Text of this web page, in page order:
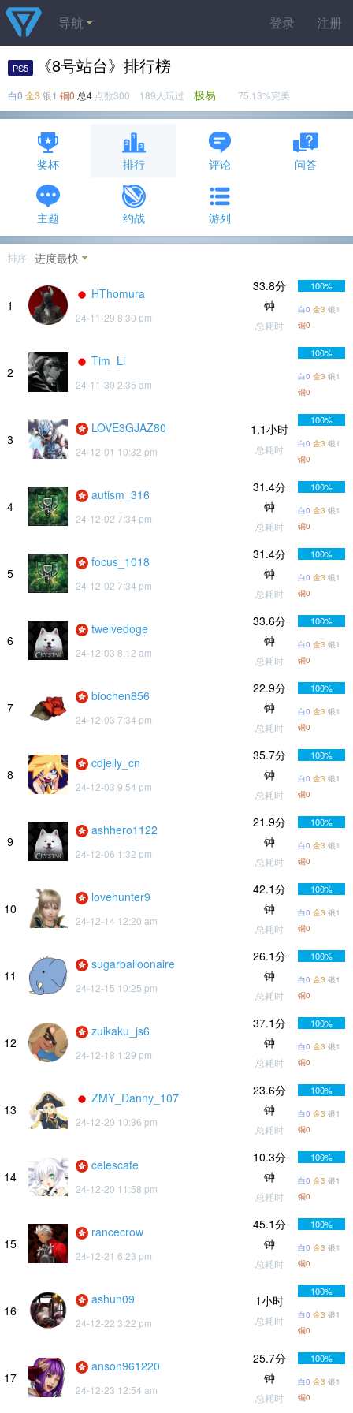
登录 注册
导航
PS5 《8号站台》排行榜
白0 金3 银1 铜0 总4 点数300 189人玩过 极易 75.13%完美
奖杯 排行 评论 问答
主题 约战 游列
排序 进度最快
1
HThomura
24-11-29 8:30 pm
33.8分
钟
总耗时
100%
白0 金3 银1
铜0
2
Tim_Li
24-11-30 2:35 am
100%
白0 金3 银1
铜0
3
LOVE3GJAZ80
24-12-01 10:32 pm
1.1小时
总耗时
100%
白0 金3 银1
铜0
4
autism_316
24-12-02 7:34 pm
31.4分
钟
总耗时
100%
白0 金3 银1
铜0
5
focus_1018
24-12-02 7:34 pm
31.4分
钟
总耗时
100%
白0 金3 银1
铜0
6
twelvedoge
24-12-03 8:12 am
33.6分
钟
总耗时
100%
白0 金3 银1
铜0
7
biochen856
24-12-03 7:34 pm
22.9分
钟
总耗时
100%
白0 金3 银1
铜0
8
cdjelly_cn
24-12-03 9:54 pm
35.7分
钟
总耗时
100%
白0 金3 银1
铜0
9
ashhero1122
24-12-06 1:32 pm
21.9分
钟
总耗时
100%
白0 金3 银1
铜0
10
lovehunter9
24-12-14 12:20 am
42.1分
钟
总耗时
100%
白0 金3 银1
铜0
11
sugarballoonaire
24-12-15 10:25 pm
26.1分
钟
总耗时
100%
白0 金3 银1
铜0
12
zuikaku_js6
24-12-18 1:29 pm
37.1分
钟
总耗时
100%
白0 金3 银1
铜0
13
ZMY_Danny_107
24-12-20 10:36 pm
23.6分
钟
总耗时
100%
白0 金3 银1
铜0
14
celescafe
24-12-20 11:58 pm
10.3分
钟
总耗时
100%
白0 金3 银1
铜0
15
rancecrow
24-12-21 6:23 pm
45.1分
钟
总耗时
100%
白0 金3 银1
铜0
16
ashun09
24-12-22 3:22 pm
1小时
总耗时
100%
白0 金3 银1
铜0
17
anson961220
24-12-23 12:54 am
25.7分
钟
总耗时
100%
白0 金3 银1
铜0